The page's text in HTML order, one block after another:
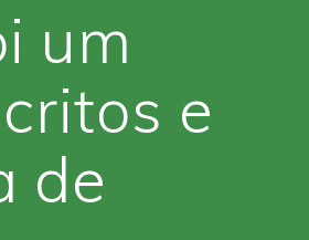
um
e
de